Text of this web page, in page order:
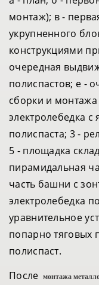
монтаж); в -
укрупненного
конструкциями
очередная
полиспастов; е -
сборки и
электролебедка с
полиспаста; 3 -
5 - площадка
пирамидальная
часть башни с
электролебедка
уравнительное
попарно тяговых
полиспаст.
После монтажа